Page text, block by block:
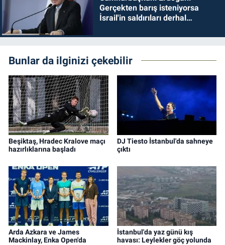
Gerçekten barış isteniyorsa
İsrail'in saldırıları derhal
Bunlar da ilginizi çekebilir
Beşiktaş, Hradec Kralove maçı
hazırlıklarına başladı
DJ Tiesto İstanbul'da sahneye
çıktı
Arda Azkara ve James
Mackinlay, Enka Open'da
İstanbul'da yaz günü kış
havası: Leylekler göç yolunda